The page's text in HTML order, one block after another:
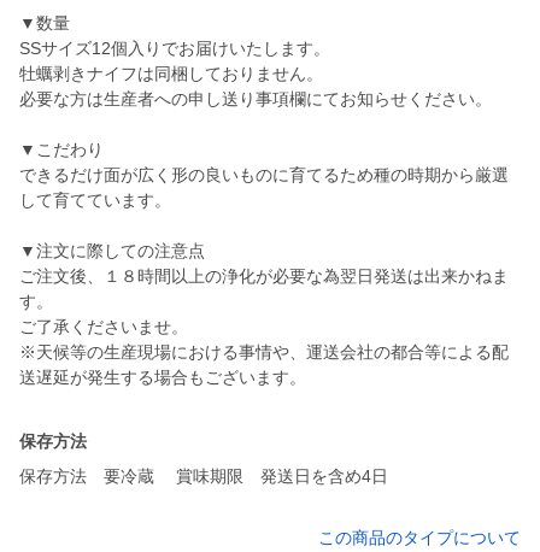
▼数量
SSサイズ12個入りでお届けいたします。
牡蠣剥きナイフは同梱しておりません。
必要な方は生産者への申し送り事項欄にてお知らせください。
▼こだわり
できるだけ面が広く形の良いものに育てるため種の時期から厳選
して育てています。
▼注文に際しての注意点
ご注文後、１８時間以上の浄化が必要な為翌日発送は出来かねま
す。
ご了承くださいませ。
※天候等の生産現場における事情や、運送会社の都合等による配
保存方法
保存方法 要冷蔵 賞味期限 発送日を含め4日
この商品のタイプについて